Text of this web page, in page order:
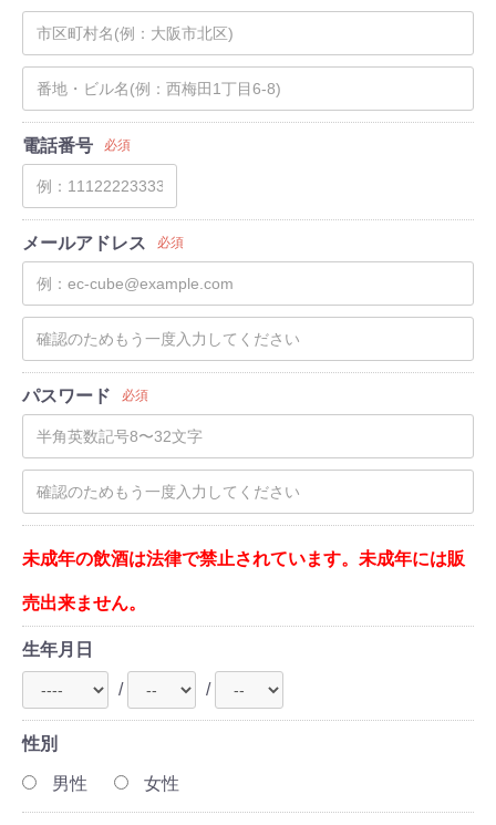
電話番号 必須
メールアドレス 必須
パスワード 必須
未成年の飲酒は法律で禁止されています。未成年には販
売出来ません。
生年月日
/ /
性別
男性 女性